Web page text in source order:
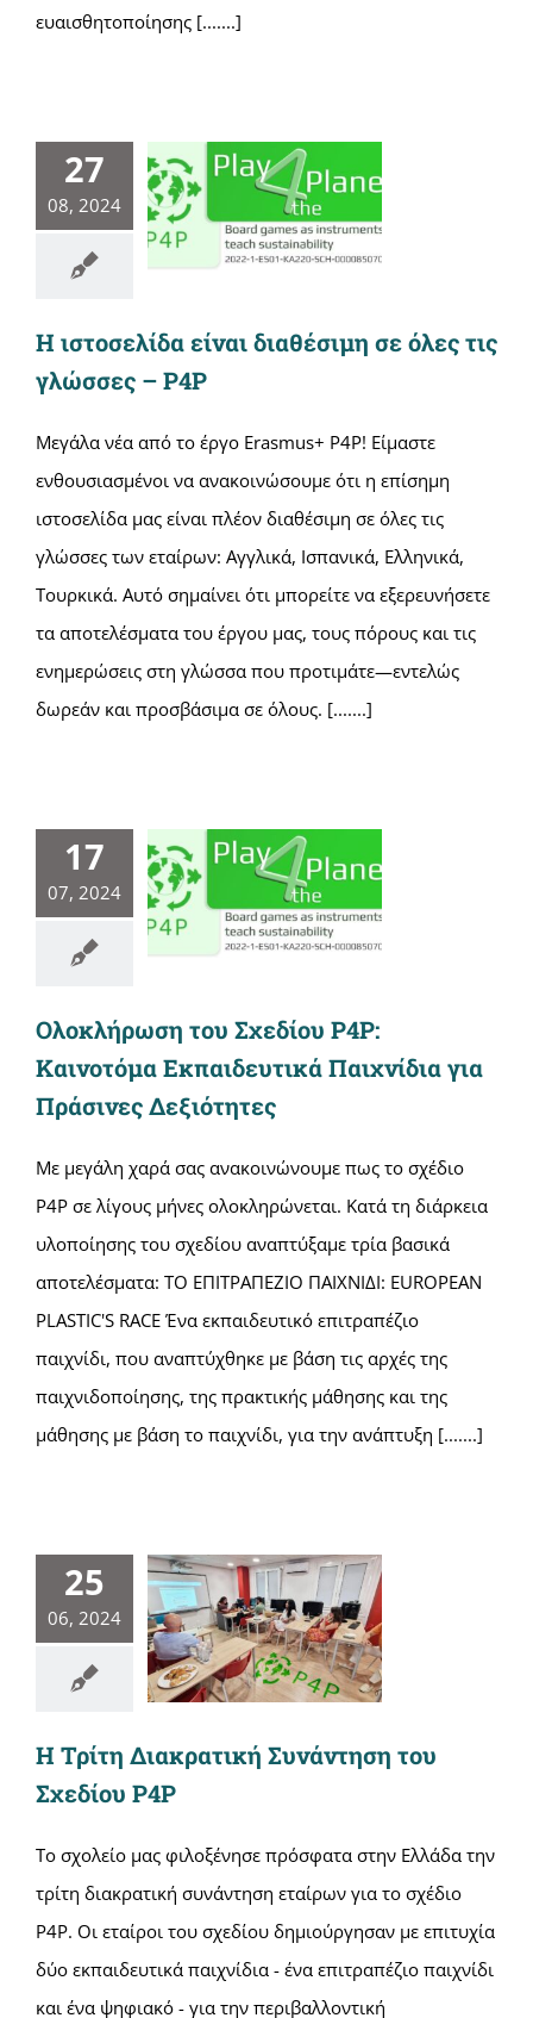
ευαισθητοποίησης [.......]
27
08, 2024
H ιστοσελίδα είναι διαθέσιμη σε όλες τις
γλώσσες – P4P
Μεγάλα νέα από το έργο Erasmus+ P4P! Είμαστε
ενθουσιασμένοι να ανακοινώσουμε ότι η επίσημη
ιστοσελίδα μας είναι πλέον διαθέσιμη σε όλες τις
γλώσσες των εταίρων: Αγγλικά, Ισπανικά, Ελληνικά,
Τουρκικά. Αυτό σημαίνει ότι μπορείτε να εξερευνήσετε
τα αποτελέσματα του έργου μας, τους πόρους και τις
ενημερώσεις στη γλώσσα που προτιμάτε—εντελώς
δωρεάν και προσβάσιμα σε όλους. [.......]
17
07, 2024
Ολοκλήρωση του Σχεδίου P4P:
Καινοτόμα Εκπαιδευτικά Παιχνίδια για
Πράσινες Δεξιότητες
Με μεγάλη χαρά σας ανακοινώνουμε πως το σχέδιο
P4P σε λίγους μήνες ολοκληρώνεται. Κατά τη διάρκεια
υλοποίησης του σχεδίου αναπτύξαμε τρία βασικά
αποτελέσματα: ΤΟ ΕΠΙΤΡΑΠΕΖΙΟ ΠΑΙΧΝΙΔΙ: EUROPEAN
PLASTIC'S RACE Ένα εκπαιδευτικό επιτραπέζιο
παιχνίδι, που αναπτύχθηκε με βάση τις αρχές της
παιχνιδοποίησης, της πρακτικής μάθησης και της
μάθησης με βάση το παιχνίδι, για την ανάπτυξη [.......]
25
06, 2024
Η Τρίτη Διακρατική Συνάντηση του
Σχεδίου P4P
Το σχολείο μας φιλοξένησε πρόσφατα στην Ελλάδα την
τρίτη διακρατική συνάντηση εταίρων για το σχέδιο
P4P. Οι εταίροι του σχεδίου δημιούργησαν με επιτυχία
δύο εκπαιδευτικά παιχνίδια - ένα επιτραπέζιο παιχνίδι
και ένα ψηφιακό - για την περιβαλλοντική